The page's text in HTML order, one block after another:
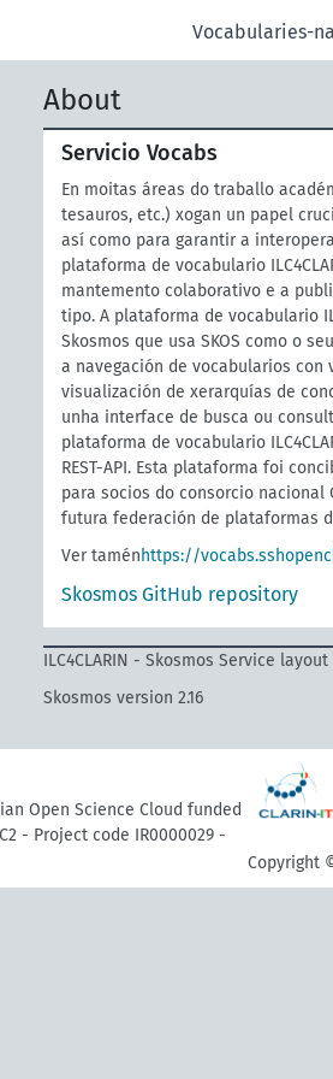
Vocabularies-
About
Servicio Vocabs
En moitas áreas do traballo
tesauros, etc.) xogan un papel
así como para garantir a
plataforma de vocabulario
mantemento colaborativo e a
tipo. A plataforma de vocabulario
Skosmos que usa SKOS como o
a navegación de vocabularios
visualización de xerarquías de
unha interface de busca ou
plataforma de vocabulario
REST-API. Esta plataforma foi
para socios do consorcio nacional
futura federación de plataformas
Ver taménhttps://
Skosmos GitHub repository
ILC4CLARIN - Skosmos Service
Skosmos version 2.16
Open Science Cloud funded
- Project code IR0000029 -
Copyright